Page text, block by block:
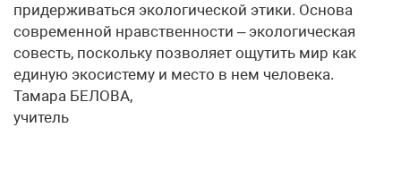
придерживаться экологической этики. Основа
современной нравственности – экологическая
совесть, поскольку позволяет ощутить мир как
единую экосистему и место в нем человека.
Тамара БЕЛОВА,
учитель